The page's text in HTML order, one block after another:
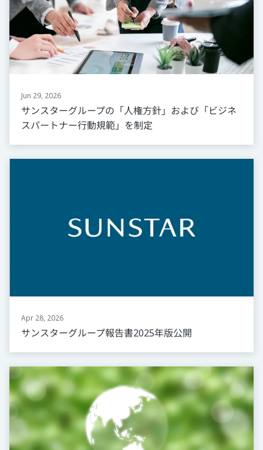
Jun 29, 2026
サンスターグループの「人権方針」および「ビジネ
スパートナー行動規範」を制定
Apr 28, 2026
サンスターグループ報告書2025年版公開